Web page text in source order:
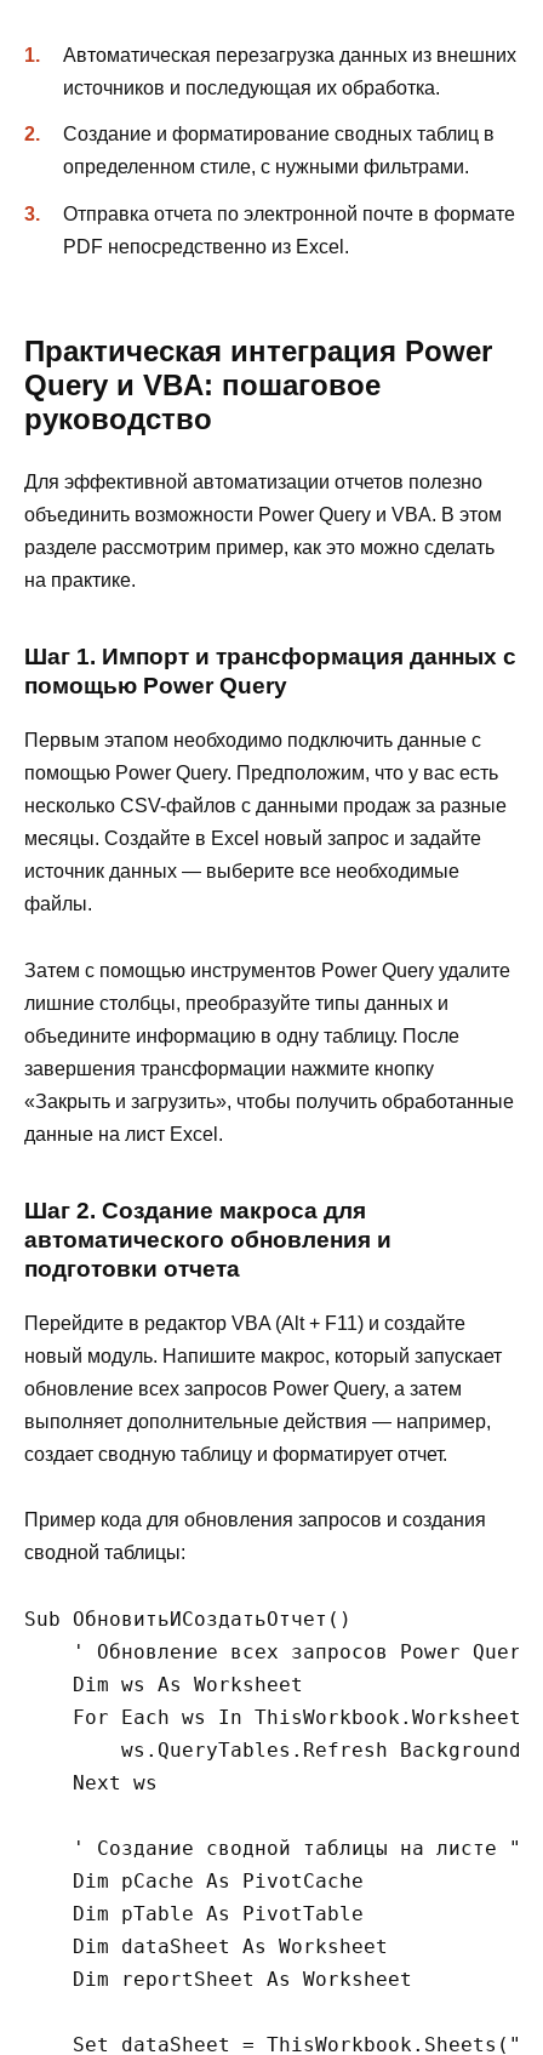
Автоматическая перезагрузка данных из внешних
источников и последующая их обработка.
Создание и форматирование сводных таблиц в
определенном стиле, с нужными фильтрами.
Отправка отчета по электронной почте в формате
PDF непосредственно из Excel.
Практическая интеграция Power
Query и VBA: пошаговое
руководство
Для эффективной автоматизации отчетов полезно
объединить возможности Power Query и VBA. В этом
разделе рассмотрим пример, как это можно сделать
на практике.
Шаг 1. Импорт и трансформация данных с
помощью Power Query
Первым этапом необходимо подключить данные с
помощью Power Query. Предположим, что у вас есть
несколько CSV-файлов с данными продаж за разные
месяцы. Создайте в Excel новый запрос и задайте
источник данных — выберите все необходимые
файлы.
Затем с помощью инструментов Power Query удалите
лишние столбцы, преобразуйте типы данных и
объедините информацию в одну таблицу. После
завершения трансформации нажмите кнопку
«Закрыть и загрузить», чтобы получить обработанные
данные на лист Excel.
Шаг 2. Создание макроса для
автоматического обновления и
подготовки отчета
Перейдите в редактор VBA (Alt + F11) и создайте
новый модуль. Напишите макрос, который запускает
обновление всех запросов Power Query, а затем
выполняет дополнительные действия — например,
создает сводную таблицу и форматирует отчет.
Пример кода для обновления запросов и создания
сводной таблицы:
Sub ОбновитьИСоздатьОтчет()
    ' Обновление всех запросов Power Query
    Dim ws As Worksheet
    For Each ws In ThisWorkbook.Worksheets
ws.QueryTables.Refresh
    Next ws
' Создание сводной таблицы на листе
    Dim pCache As PivotCache
    Dim pTable As PivotTable
    Dim dataSheet As Worksheet
    Dim reportSheet As Worksheet
Set dataSheet =